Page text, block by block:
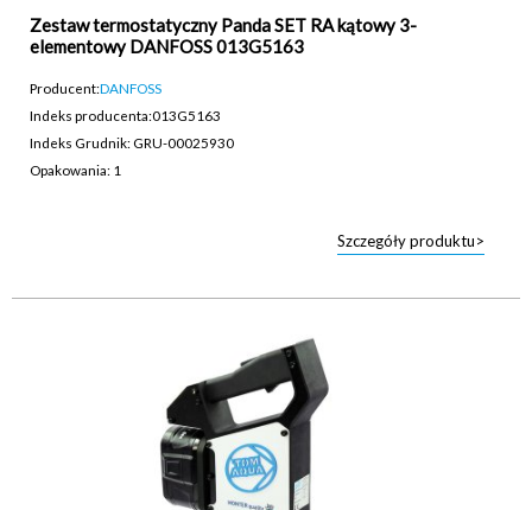
Zestaw termostatyczny Panda SET RA kątowy 3-
elementowy DANFOSS 013G5163
Producent:DANFOSS
Indeks producenta:013G5163
Indeks Grudnik: GRU-00025930
Opakowania: 1
Szczegóły produktu>